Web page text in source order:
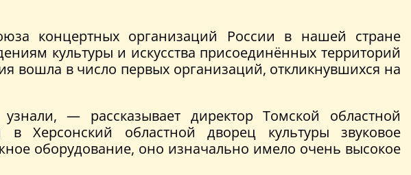
концертных организаций России в нашей стране
культуры и искусства присоединённых территорий
вошла в число первых организаций, откликнувшихся на
— рассказывает директор Томской областной
областной дворец культуры звуковое
оборудование, оно изначально имело очень высокое